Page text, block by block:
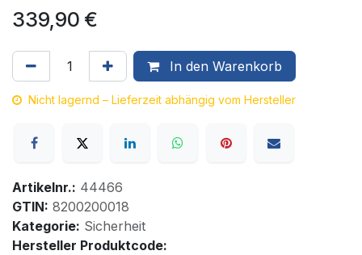
339,90 €
In den Warenkorb
Nicht lagernd – Lieferzeit abhängig vom Hersteller
Artikelnr.: 44466
GTIN: 8200200018
Kategorie: Sicherheit
Hersteller Produktcode: